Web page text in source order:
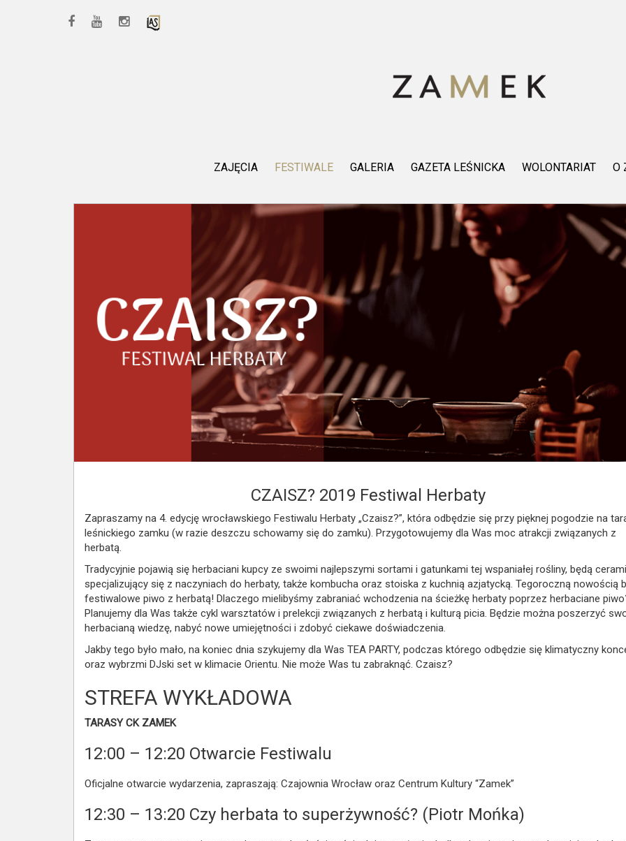
ZAJĘCIA FESTIWALE GALERIA GAZETA LEŚNICKA WOLONTARIAT O
CZAISZ? 2019 Festiwal Herbaty
Zapraszamy na 4. edycję wrocławskiego Festiwalu Herbaty „Czaisz?”, która odbędzie się przy pięknej pogodzie na
leśnickiego zamku (w razie deszczu schowamy się do zamku). Przygotowujemy dla Was moc atrakcji związanych z
herbatą.
Tradycyjnie pojawią się herbaciani kupcy ze swoimi najlepszymi sortami i gatunkami tej wspaniałej rośliny, będą
specjalizujący się z naczyniach do herbaty, także kombucha oraz stoiska z kuchnią azjatycką. Tegoroczną nowością
festiwalowe piwo z herbatą! Dlaczego mielibyśmy zabraniać wchodzenia na ścieżkę herbaty poprzez herbaciane
Planujemy dla Was także cykl warsztatów i prelekcji związanych z herbatą i kulturą picia. Będzie można poszerzyć
herbacianą wiedzę, nabyć nowe umiejętności i zdobyć ciekawe doświadczenia.
Jakby tego było mało, na koniec dnia szykujemy dla Was TEA PARTY, podczas którego odbędzie się klimatyczny
oraz wybrzmi DJski set w klimacie Orientu. Nie może Was tu zabraknąć. Czaisz?
STREFA WYKŁADOWA
TARASY CK ZAMEK
12:00 – 12:20 Otwarcie Festiwalu
Oficjalne otwarcie wydarzenia, zapraszają: Czajownia Wrocław oraz Centrum Kultury “Zamek”
12:30 – 13:20 Czy herbata to superżywność? (Piotr Mońka)